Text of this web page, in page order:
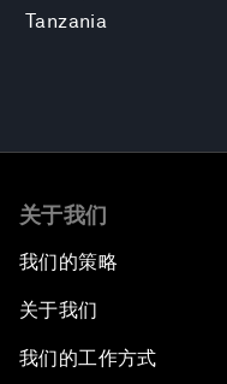
Tanzania
关于我们
我们的策略
关于我们
我们的工作方式